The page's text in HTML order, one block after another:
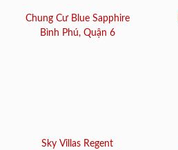
Chung Cư Blue Sapphire
Bình Phú, Quận 6
Sky Villas Regent